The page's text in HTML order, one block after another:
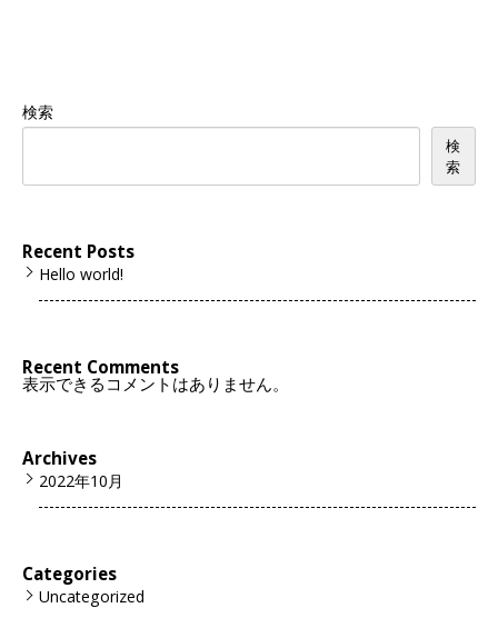
検索
検
索
Recent Posts
Hello world!
Recent Comments
表示できるコメントはありません。
Archives
2022年10月
Categories
Uncategorized